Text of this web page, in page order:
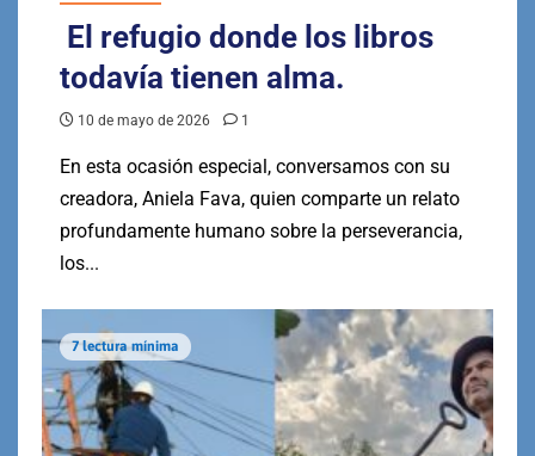
El refugio donde los libros
todavía tienen alma.
10 de mayo de 2026 1
En esta ocasión especial, conversamos con su
creadora, Aniela Fava, quien comparte un relato
profundamente humano sobre la perseverancia,
los...
7 lectura mínima